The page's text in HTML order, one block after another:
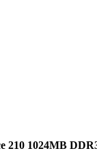
210 1024MB